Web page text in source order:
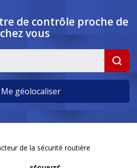
de contrôle proche de
chez vous
Me géolocaliser
de la sécurité routière